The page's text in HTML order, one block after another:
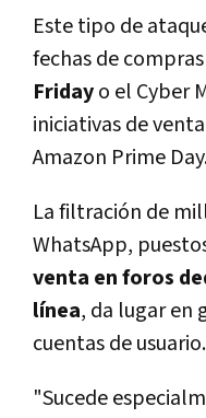
Este tipo de
fechas de
Fridayo el Cyber
iniciativas de
Amazon Prime
La filtración de
WhatsApp,
venta en foros
línea, da lugar en
cuentas de usuario.
"Sucede